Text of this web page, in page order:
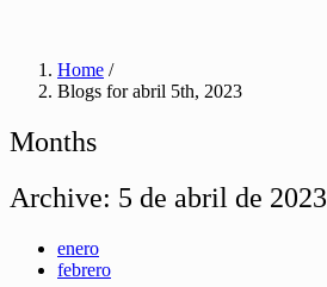
Home /
Blogs for abril 5th, 2023
Months
Archive: 5 de abril de 2023
enero
febrero